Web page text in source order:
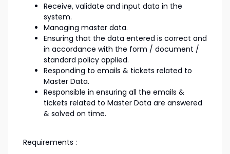
Receive, validate and input data in the
system.
Managing master data.
Ensuring that the data entered is correct and
in accordance with the form / document /
standard policy applied.
Responding to emails & tickets related to
Master Data.
Responsible in ensuring all the emails &
tickets related to Master Data are answered
& solved on time.
Requirements :